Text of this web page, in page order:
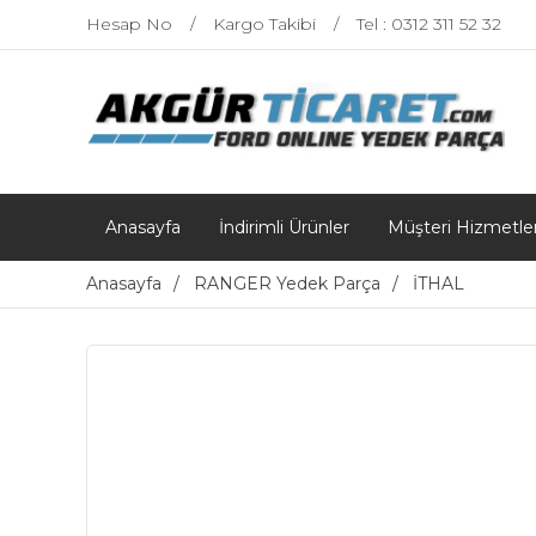
Hesap No Kargo Takibi Tel : 0312 311 52 32
Anasayfa İndirimli Ürünler Müşteri
Anasayfa RANGER Yedek Parça İTHAL